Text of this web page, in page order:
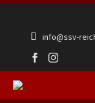
info@ssv-